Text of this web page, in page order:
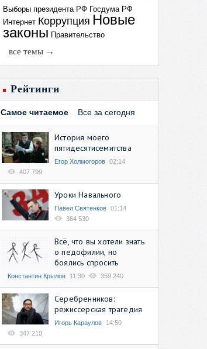
Выборы президента РФ Госдума РФ
Интернет Коррупция Новые
законы Правительство
все темы →
Рейтинги
Самое читаемое Все за сегодня
История моего
пятидесятисемитства
Егор Холмогоров 02:14
407 799
Уроки Навального
Павел Святенков 01:14
364 530
Всё, что вы хотели знать
о педофилии, но
боялись спросить
Константин Крылов 11:30 359 240
Серебренников:
режиссерская трагедия
Игорь Караулов
14:50
347 210